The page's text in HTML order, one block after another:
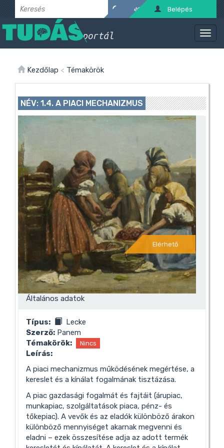
Belépés
Kezdőlap < Témakörök
NÉV: 1.4. A PIACI MECHANIZMUS
Elérhető
Általános adatok
Típus:
Lecke
Szerző: Panem
Témakörök:
Nincs
Leírás:
A piaci mechanizmus működésének megértése, a
kereslet és a kínálat fogalmának tisztázása.
A piac gazdasági fogalmát és fajtáit (árupiac,
munkapiac, szolgáltatások piaca, pénz- és
tőkepiac). A vevők és az eladók különböző árakon
különböző mennyiséget akarnak megvenni és
eladni – ezek összesítése adja az adott termék